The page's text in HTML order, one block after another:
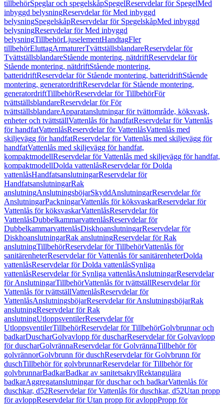
tillbehörSpeglar och spegelskåpSpegelReservdelar för SpegelMed
inbyggd belysningReservdelar för Med inbyggd
belysningSpegelskåpReservdelar för SpegelskåpMed inbyggd
belysningReservdelar för Med inbyggd
belysningTillbehörLjuselementHandtagFler
tillbehörEluttagArmaturerTvättställsblandareReservdelar för
TvättställsblandareStående montering, nätdriftReservdelar för
Stående montering, nätdriftStående montering,
batteridriftReservdelar för Stående montering, batteridriftStående
montering, generatordriftReservdelar för Stående montering,
generatordriftTillbehörReservdelar för TillbehörFör
tvättställsblandareReservdelar för För
tvättställsblandareApparatanslutningar för tvättområde, köksvask,
enheter och tvättställVattenlås för handfatReservdelar för Vattenlås
för handfatVattenlåsReservdelar för VattenlåsVattenlås med
skiljevägg för handfatReservdelar för Vattenlås med skiljevägg för
handfatVattenlås med skiljevägg för handfat,
kompaktmodellReservdelar för Vattenlås med skiljevägg för handfat,
kompaktmodellDolda vattenlåsReservdelar för Dolda
vattenlåsHandfatsanslutningarReservdelar för
HandfatsanslutningarRak
anslutningAnslutningsböjarSkyddAnslutningarReservdelar för
AnslutningarPackningarVattenlås för köksvaskarReservdelar för
Vattenlås för köksvaskarVattenlåsReservdelar för
VattenlåsDubbelkammarvattenlåsReservdelar för
DubbelkammarvattenlåsDiskhoanslutningarReservdelar för
DiskhoanslutningarRak anslutningReservdelar för Rak
anslutningTillbehörReservdelar för TillbehörVattenlås för
sanitärenheterReservdelar för Vattenlås för sanitärenheterDolda
vattenlåsReservdelar för Dolda vattenlåsSynliga
vattenlåsReservdelar för Synliga vattenlåsAnslutningarReservdelar
för AnslutningarTillbehörVattenlås för tvättställReservdelar för
Vattenlås för tvättställVattenlåsReservdelar för
VattenlåsAnslutningsböjarReservdelar för AnslutningsböjarRak
anslutningReservdelar för Rak
anslutningUtloppsventilerReservdelar för
UtloppsventilerTillbehörReservdelar för TillbehörGolvbrunnar och
badkarDuscharGolvavlopp för duscharReservdelar för Golvavlopp
för duscharGolvrännaReservdelar för GolvrännaTillbehör för
golvrännorGolvbrunn för duschReservdelar för Golvbrunn för
duschTillbehör för golvbrunnarReservdelar för Tillbehör för
golvbrunnarBadkarBadkar av sanitetsakrylRektangulära
badkarAggregatanslutningar för duschar och badkarVattenlås för
duschkar, d52Reservdelar för Vattenlås för duschkar, d52Utan propp
för avloppReservdelar för Utan propp för avloppPropp för